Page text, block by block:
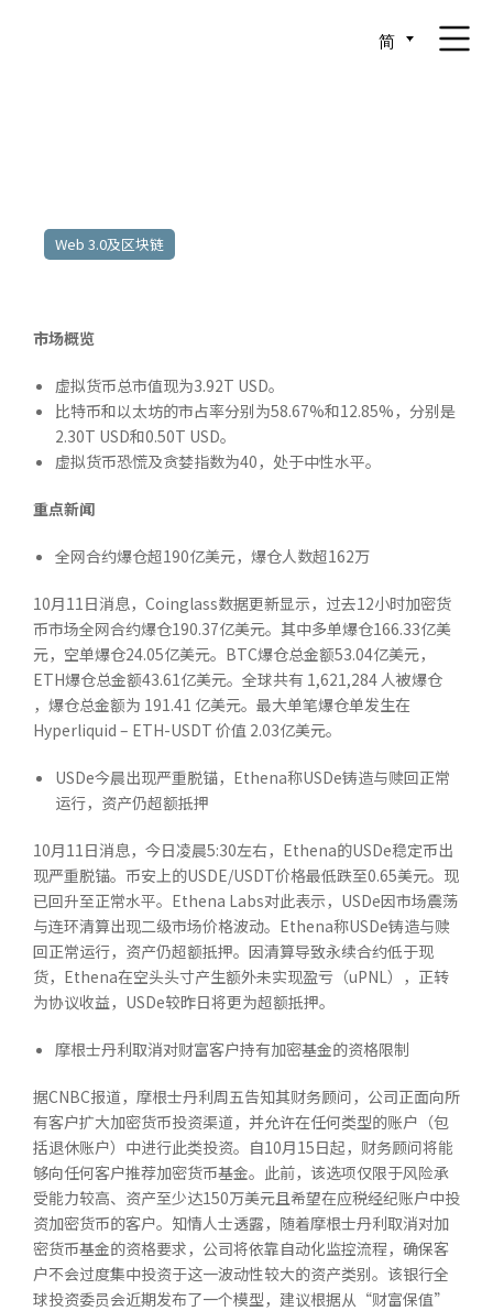
简
Web 3.0及区块链
市场概览
虚拟货币总市值现为3.92T USD。
比特币和以太坊的市占率分别为58.67%和12.85%，分别是
2.30T USD和0.50T USD。
虚拟货币恐慌及贪婪指数为40，处于中性水平。
重点新闻
全网合约爆仓超190亿美元，爆仓人数超162万
10月11日消息，Coinglass数据更新显示，过去12小时加密货
币市场全网合约爆仓190.37亿美元。其中多单爆仓166.33亿美
元，空单爆仓24.05亿美元。BTC爆仓总金额53.04亿美元，
ETH爆仓总金额43.61亿美元。全球共有 1,621,284 人被爆仓
，爆仓总金额为 191.41 亿美元。最大单笔爆仓单发生在
Hyperliquid – ETH-USDT 价值 2.03亿美元。
USDe今晨出现严重脱锚，Ethena称USDe铸造与赎回正常
运行，资产仍超额抵押
10月11日消息，今日凌晨5:30左右，Ethena的USDe稳定币出
现严重脱锚。币安上的USDE/USDT价格最低跌至0.65美元。现
已回升至正常水平。Ethena Labs对此表示，USDe因市场震荡
与连环清算出现二级市场价格波动。Ethena称USDe铸造与赎
回正常运行，资产仍超额抵押。因清算导致永续合约低于现
货，Ethena在空头头寸产生额外未实现盈亏（uPNL），正转
为协议收益，USDe较昨日将更为超额抵押。
摩根士丹利取消对财富客户持有加密基金的资格限制
据CNBC报道，摩根士丹利周五告知其财务顾问，公司正面向所
有客户扩大加密货币投资渠道，并允许在任何类型的账户（包
括退休账户）中进行此类投资。自10月15日起，财务顾问将能
够向任何客户推荐加密货币基金。此前，该选项仅限于风险承
受能力较高、资产至少达150万美元且希望在应税经纪账户中投
资加密货币的客户。知情人士透露，随着摩根士丹利取消对加
密货币基金的资格要求，公司将依靠自动化监控流程，确保客
户不会过度集中投资于这一波动性较大的资产类别。该银行全
球投资委员会近期发布了一个模型，建议根据从“财富保值”